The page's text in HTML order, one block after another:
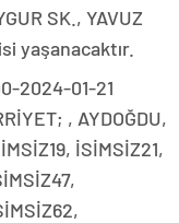
SK., YAVUZ
yaşanacaktır.
2024-01-21
, AYDOĞDU,
İSİMSİZ21,